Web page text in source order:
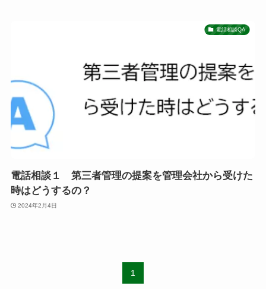
電話相談QA
電話相談１ 第三者管理の提案を管理会社から受けた
時はどうするの？
2024年2月4日
1